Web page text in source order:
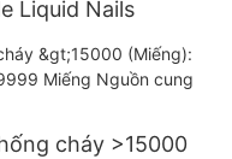
Liquid Nails
cháy >15000